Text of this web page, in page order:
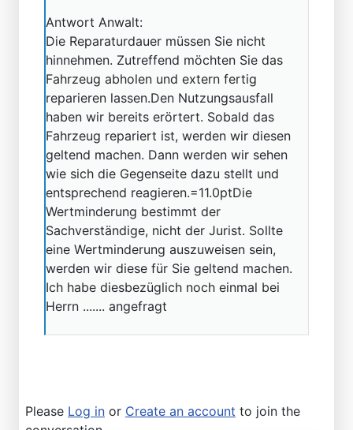
Antwort Anwalt:
Die Reparaturdauer müssen Sie nicht
hinnehmen. Zutreffend möchten Sie das
Fahrzeug abholen und extern fertig
reparieren lassen.Den Nutzungsausfall
haben wir bereits erörtert. Sobald das
Fahrzeug repariert ist, werden wir diesen
geltend machen. Dann werden wir sehen
wie sich die Gegenseite dazu stellt und
entsprechend reagieren.=11.0ptDie
Wertminderung bestimmt der
Sachverständige, nicht der Jurist. Sollte
eine Wertminderung auszuweisen sein,
werden wir diese für Sie geltend machen.
Ich habe diesbezüglich noch einmal bei
Herrn ....... angefragt
Please Log in or Create an account to join the